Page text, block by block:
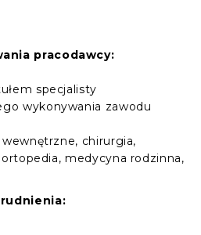
pracodawcy:
specjalisty
wykonywania zawodu
wewnętrzne, chirurgia,
medycyna rodzinna,